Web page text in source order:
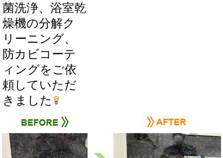
菌洗浄、浴室乾
燥機の分解ク
リーニング、
防カビコーテ
ィングをご依
頼していただ
きました